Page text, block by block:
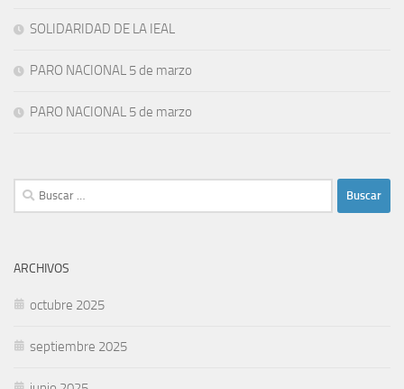
SOLIDARIDAD DE LA IEAL
PARO NACIONAL 5 de marzo
PARO NACIONAL 5 de marzo
Buscar:
ARCHIVOS
octubre 2025
septiembre 2025